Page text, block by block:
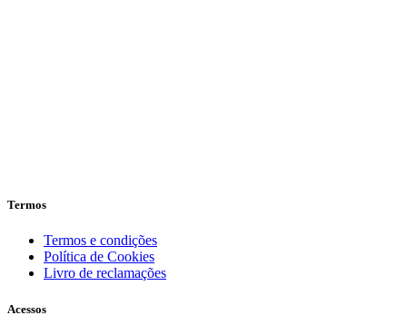
Termos
Termos e condições
Política de Cookies
Livro de reclamações
Acessos